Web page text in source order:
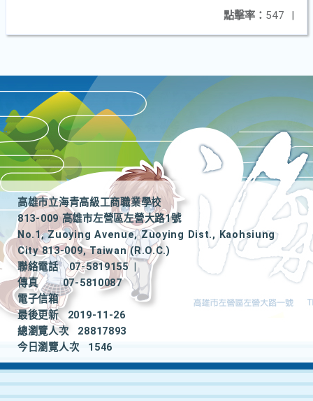
點擊率： 547 |
高雄市立海青高級工商職業學校
813-009 高雄市左營區左營大路1號
No.1, Zuoying Avenue, Zuoying Dist., Kaohsiung
City 813-009, Taiwan (R.O.C.)
聯絡電話
07-5819155
|
傳真
07-5810087
電子信箱
最後更新
2019-11-26
總瀏覽人次
28817893
今日瀏覽人次
1546